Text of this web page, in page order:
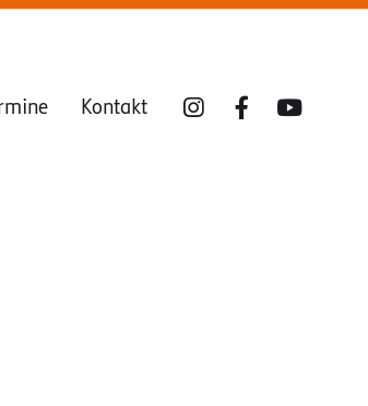
Kontakt